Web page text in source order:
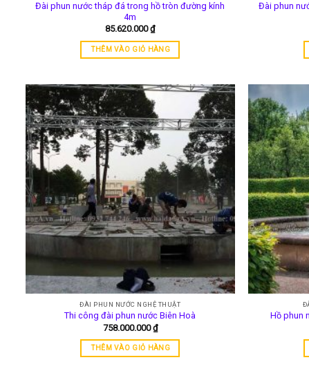
Đài phun nước tháp đá trong hồ tròn đường kính
4m
85.620.000₫
THÊM VÀO GIỎ HÀNG
Đài phun
ĐÀI PHUN NƯỚC NGHỆ THUẬT
Thi công đài phun nước Biên Hoà
758.000.000₫
THÊM VÀO GIỎ HÀNG
Hồ phun